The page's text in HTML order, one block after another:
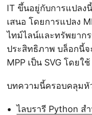
IT ขึ้นอยู่กับการแปลง
เสนอ โดยการแปลง
ไทม์ไลน์และทรัพยาก
ประสิทธิภาพ บล็อกนี้
MPP เป็น SVG โดยใ
บทความนี้ครอบคลุมหั
ไลบรารี Python ส